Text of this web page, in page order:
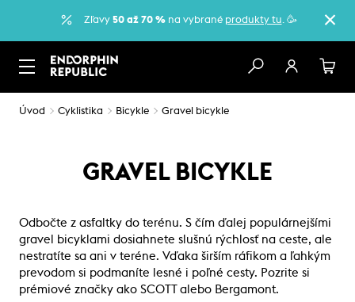
Zľavy 50 až 70 %na vybrané produkty tu. 🥳
Úvod Cyklistika Bicykle Gravel bicykle
GRAVEL BICYKLE
Odbočte z asfaltky do terénu. S čím ďalej populárnejšími
gravel bicyklami dosiahnete slušnú rýchlosť na ceste, ale
nestratíte sa ani v teréne. Vďaka širším ráfikom a ľahkým
prevodom si podmaníte lesné i poľné cesty. Pozrite si
prémiové značky ako SCOTT alebo Bergamont.